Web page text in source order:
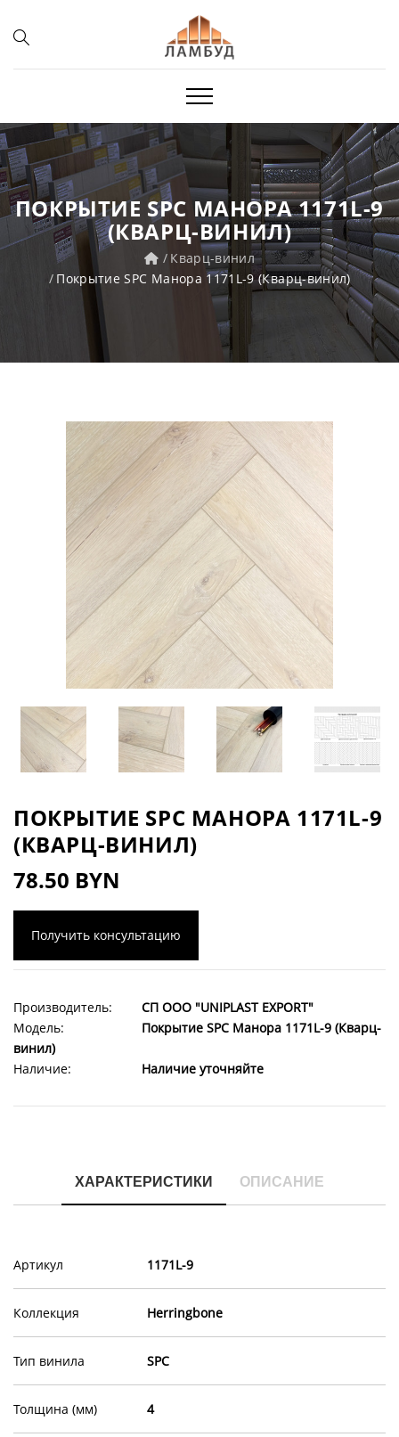
ПОКРЫТИЕ SPC МАНОРА 1171L-9
(КВАРЦ-ВИНИЛ)
Кварц-винил
Покрытие SPC Манора 1171L-9 (Кварц-винил)
ПОКРЫТИЕ SPC МАНОРА 1171L-9
(КВАРЦ-ВИНИЛ)
78.50 BYN
Получить консультацию
Производитель:
СП ООО "UNIPLAST EXPORT"
Модель:
Покрытие SPC Манора 1171L-9 (Кварц-
винил)
Наличие:
Наличие уточняйте
ХАРАКТЕРИСТИКИ ОПИСАНИЕ
Артикул 1171L-9
Коллекция Herringbone
Тип винила SPC
Толщина (мм) 4